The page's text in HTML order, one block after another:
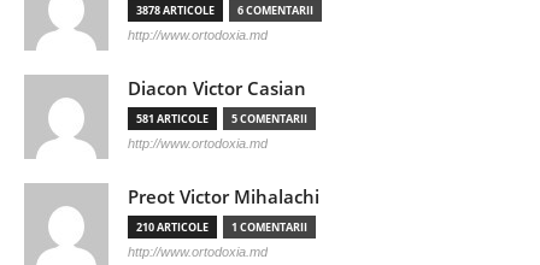
3878 ARTICOLE 6 COMENTARII
http://www.ortodoxia.md
Diacon Victor Casian
581 ARTICOLE 5 COMENTARII
http://www.ortodoxia.md
Preot Victor Mihalachi
210 ARTICOLE 1 COMENTARII
http://www.ortodoxia.md